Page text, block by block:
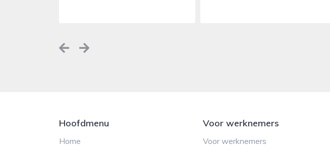
Previous
Hoofdmenu
Home
Voor werknemers
Voor werknemers